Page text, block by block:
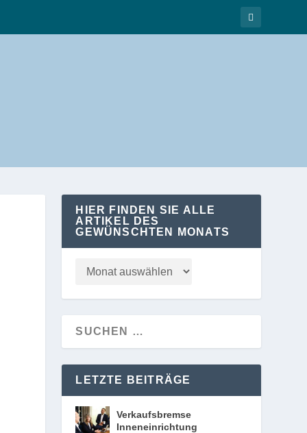
HIER FINDEN SIE ALLE
ARTIKEL DES
GEWÜNSCHTEN MONATS
LETZTE BEITRÄGE
Verkaufsbremse
Inneneinrichtung